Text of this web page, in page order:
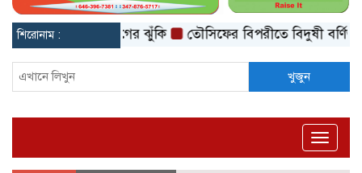
শিরোনাম :
পারে হৃদরোগের ঝুঁকি তৌসিফের বিপরীতে বিদুষী বর্ণিতা
খুজুন
Toggle